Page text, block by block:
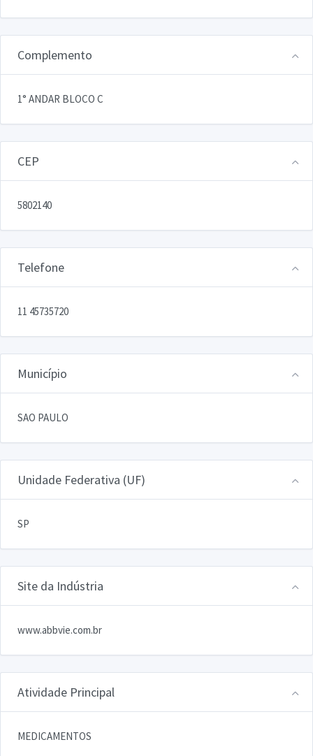
Complemento
1° ANDAR BLOCO C
CEP
5802140
Telefone
11 45735720
Município
SAO PAULO
Unidade Federativa (UF)
SP
Site da Indústria
www.abbvie.com.br
Atividade Principal
MEDICAMENTOS